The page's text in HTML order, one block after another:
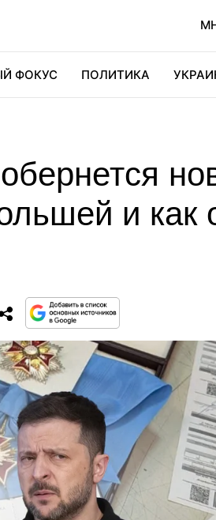
ФОКУС ПОЛИТИКА
и как